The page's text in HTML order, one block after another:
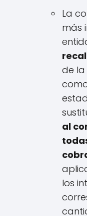
La
más
de la
al
los